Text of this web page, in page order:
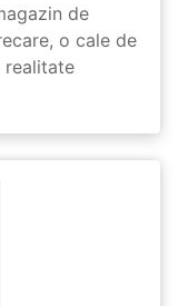
de
o cale de
realitate